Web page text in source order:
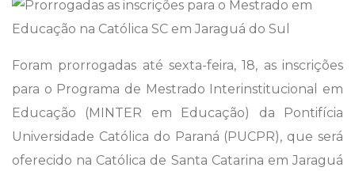
Foram prorrogadas até sexta-feira, 18, as inscrições
para o Programa de Mestrado Interinstitucional em
Educação (MINTER em Educação) da Pontifícia
Universidade Católica do Paraná (PUCPR), que será
oferecido na Católica de Santa Catarina em Jaraguá